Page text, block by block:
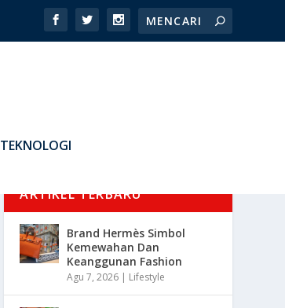
TEKNOLOGI
ARTIKEL TERBARU
Brand Hermès Simbol
Kemewahan Dan
Keanggunan Fashion
Agu 7, 2026 | Lifestyle